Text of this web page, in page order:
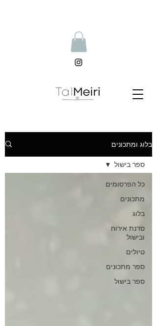
בלוג ומתכונים
כל הפרסומים
מתכונים
בלוג
סדנת אירוח
ובישול
טיולים
ספר מתכונים
ספר בישול
ספר בישול